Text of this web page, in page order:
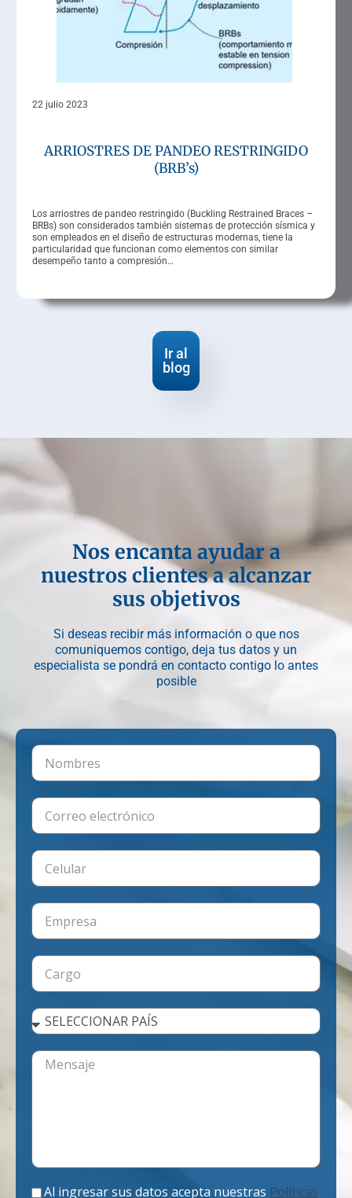
22 julio 2023
ARRIOSTRES DE PANDEO RESTRINGIDO
(BRB’s)
Los arriostres de pandeo restringido (Buckling Restrained Braces –
BRBs) son considerados también sistemas de protección sísmica y
son empleados en el diseño de estructuras modernas, tiene la
particularidad que funcionan como elementos con similar
desempeño tanto a compresión…
Ir al
blog
Nos encanta ayudar a
nuestros clientes a alcanzar
sus objetivos
Si deseas recibir más información o que nos
comuniquemos contigo, deja tus datos y un
especialista se pondrá en contacto contigo lo antes
posible
Al ingresar sus datos acepta nuestras Políticas